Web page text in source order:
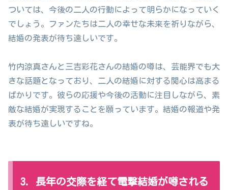
ついては、今後の二人の行動によって明らかになっていく
でしょう。ファンたちは二人の幸せな未来を祈りながら、
結婚の発表が待ち遠しいです。
竹内涼真さんと三吉彩花さんの結婚の噂は、芸能界でも大
きな話題となっており、二人の結婚に対する関心は高まる
ばかりです。彼らの応援や今後の活動に注目しながら、素
敵な結婚が実現することを願っています。結婚の報道や発
表が待ち遠しいですね。
3. 長年の交際を経て電撃結婚が噂される